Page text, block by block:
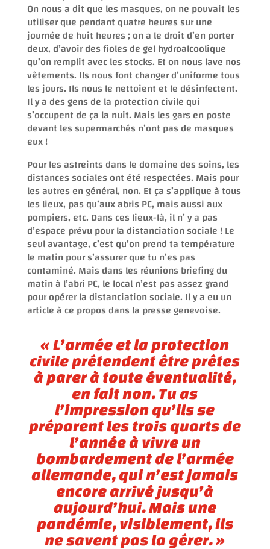
On nous a dit que les masques, on ne pouvait les
utiliser que pendant quatre heures sur une
journée de huit heures ; on a le droit d’en porter
deux, d’avoir des fioles de gel hydroalcoolique
qu’on remplit avec les stocks. Et on nous lave nos
vêtements. Ils nous font changer d’uniforme tous
les jours. Ils nous le nettoient et le désinfectent.
Il y a des gens de la protection civile qui
s’occupent de ça la nuit. Mais les gars en poste
devant les supermarchés n’ont pas de masques
eux !
Pour les astreints dans le domaine des soins, les
distances sociales ont été respectées. Mais pour
les autres en général, non. Et ça s’applique à tous
les lieux, pas qu’aux abris PC, mais aussi aux
pompiers, etc. Dans ces lieux-là, il n’ y a pas
d’espace prévu pour la distanciation sociale ! Le
seul avantage, c’est qu’on prend ta température
le matin pour s’assurer que tu n’es pas
contaminé. Mais dans les réunions briefing du
matin à l’abri PC, le local n’est pas assez grand
pour opérer la distanciation sociale. Il y a eu un
article à ce propos dans la presse genevoise.
«L’armée et la protection
civile prétendent être prêtes
à parer à toute éventualité,
en fait non. Tu as
l’impression qu’ils se
préparent les trois quarts de
l’année à vivre un
bombardement de l’armée
allemande, qui n’est jamais
encore arrivé jusqu’à
aujourd’hui. Mais une
pandémie, visiblement, ils
ne savent pas la gérer. »